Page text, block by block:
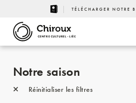
TÉLÉCHARGER NOTRE
CENTRE CULTUREL - LIÈGE
Notre saison
Réinitialiser les filtres